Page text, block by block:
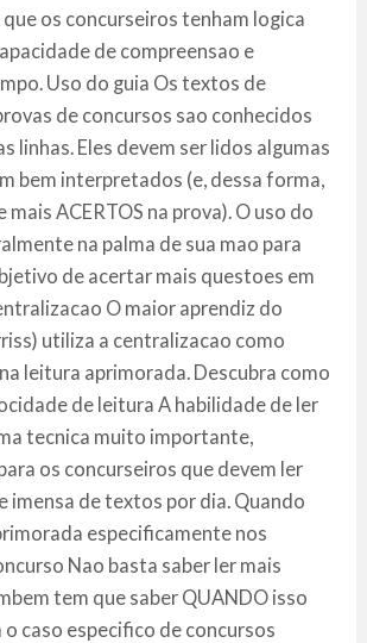
os concurseiros tenham logica
de compreensao e
Uso do guia Os textos de
de concursos sao conhecidos
linhas. Eles devem ser lidos algumas
bem interpretados (e, dessa forma,
ACERTOS na prova). O uso do
na palma de sua mao para
de acertar mais questoes em
O maior aprendiz do
utiliza a centralizacao como
leitura aprimorada. Descubra como
de leitura A habilidade de ler
tecnica muito importante,
os concurseiros que devem ler
imensa de textos por dia. Quando
especificamente nos
Nao basta saber ler mais
tem que saber QUANDO isso
caso especifico de concursos